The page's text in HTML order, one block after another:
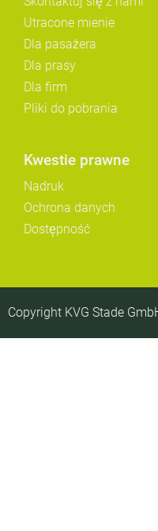
Utracone mienie
Dla pasażera
Dla prasy
Dla firm
Pliki do pobrania
Kwestie prawne
Nadruk
Ochrona danych
Dostępność
Copyright KVG Stade